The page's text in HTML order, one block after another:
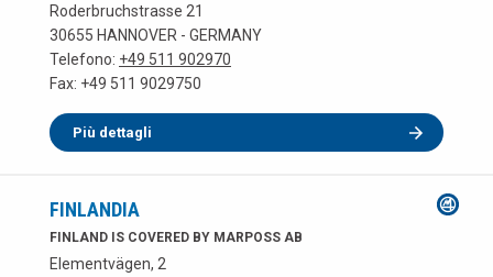
Roderbruchstrasse 21
30655 HANNOVER - GERMANY
Telefono: +49 511 902970
Fax: +49 511 9029750
Più dettagli
FINLANDIA
FINLAND IS COVERED BY MARPOSS AB
Elementvägen, 2